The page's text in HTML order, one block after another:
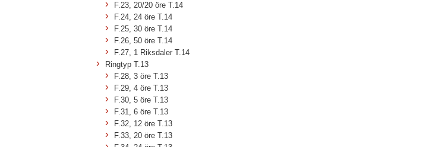
F.23, 20/20 öre T.14
F.24, 24 öre T.14
F.25, 30 öre T.14
F.26, 50 öre T.14
F.27, 1 Riksdaler T.14
Ringtyp T.13
F.28, 3 öre T.13
F.29, 4 öre T.13
F.30, 5 öre T.13
F.31, 6 öre T.13
F.32, 12 öre T.13
F.33, 20 öre T.13